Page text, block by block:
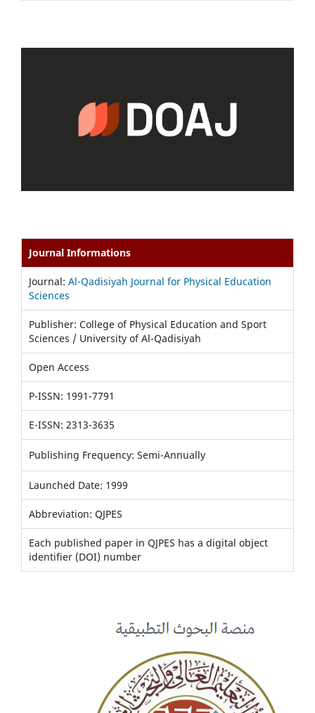
Journal Informations
Journal: Al-Qadisiyah Journal for Physical Education
Sciences
Publisher: College of Physical Education and Sport
Sciences / University of Al-Qadisiyah
Open Access
P-ISSN: 1991-7791
E-ISSN: 2313-3635
Publishing Frequency: Semi-Annually
Launched Date: 1999
Abbreviation: QJPES
Each published paper in QJPES has a digital object
identifier (DOI) number